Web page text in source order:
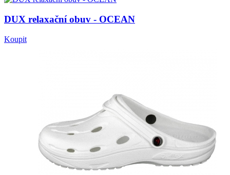
DUX relaxační obuv - OCEAN
Koupit